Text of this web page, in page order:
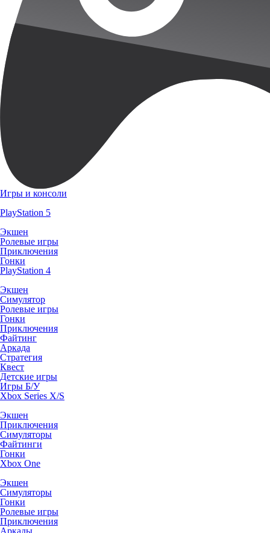
Игры и консоли
PlayStation 5
Экшен
Ролевые игры
Приключения
Гонки
PlayStation 4
Экшен
Симулятор
Ролевые игры
Гонки
Приключения
Файтинг
Аркада
Стратегия
Квест
Детские игры
Игры Б/У
Xbox Series X/S
Экшен
Приключения
Симуляторы
Файтинги
Гонки
Xbox One
Экшен
Симуляторы
Гонки
Ролевые игры
Приключения
Аркады